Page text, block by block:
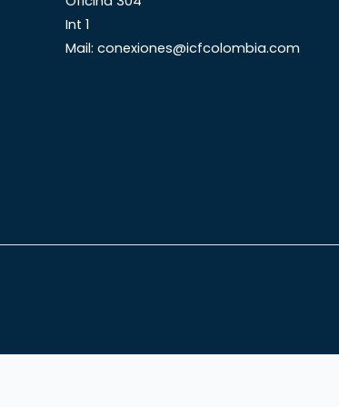
Int 1
Mail: conexiones@icfcolombia.com